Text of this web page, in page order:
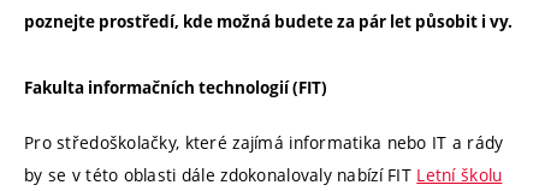
poznejte prostředí, kde možná budete za pár let působit i vy.
Fakulta informačních technologií (FIT)
Pro středoškolačky, které zajímá informatika nebo IT a rády
by se v této oblasti dále zdokonalovaly nabízí FIT Letní školu